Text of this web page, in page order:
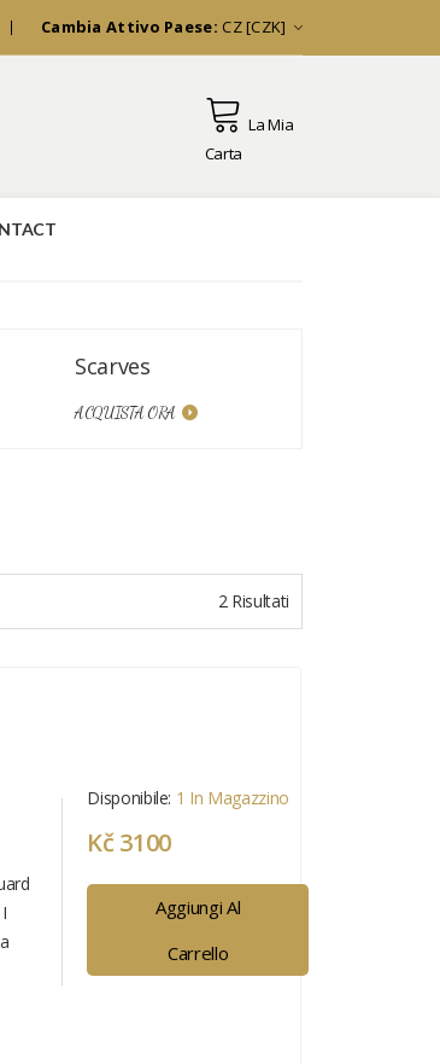
Cambia Attivo Paese: CZ [CZK]
La Mia
Carta
Scarves
ACQUISTA ORA
2 Risultati
Disponibile: 1 In Magazzino
Kč 3100
Aggiungi Al
Carrello